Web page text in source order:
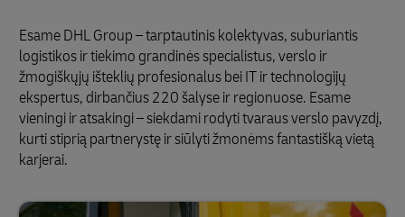
Esame DHL Group – tarptautinis kolektyvas, suburiantis
logistikos ir tiekimo grandinės specialistus, verslo ir
žmogiškųjų išteklių profesionalus bei IT ir technologijų
ekspertus, dirbančius 220 šalyse ir regionuose. Esame
vieningi ir atsakingi – siekdami rodyti tvaraus verslo pavyzdį,
kurti stiprią partnerystę ir siūlyti žmonėms fantastišką vietą
karjerai.